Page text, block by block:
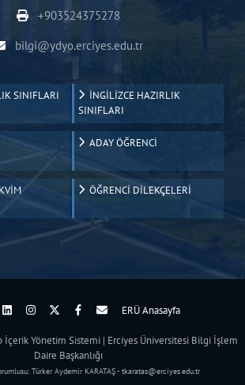
+903524375278
bilgi@ydyo.erciyes.edu.tr
SINIFLARI
İNGİLİZCE HAZIRLIK
SINIFLARI
ADAY ÖĞRENCİ
ÖĞRENCİ DİLEKÇELERİ
ERÜ Anasayfa
İçerik Yönetim Sistemi | Erciyes Üniversitesi Bilgi İşlem
Daire Başkanlığı
Türker Aydemir KARATAŞ - tkaratas@erciyes.edu.tr